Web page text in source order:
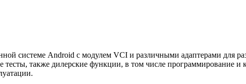
системе Android с модулем VCI и различными адаптерами для
тесты, также дилерские функции, в том числе программирование